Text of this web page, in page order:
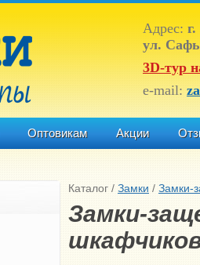
Адрес:
ул.
3D-тур
e-mail:
Оптовикам Акции
Каталог / Замки / Замки-
Замки-